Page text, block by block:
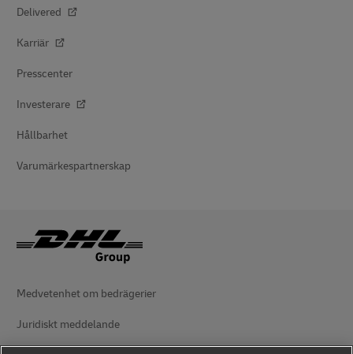
Delivered
Karriär
Presscenter
Investerare
Hållbarhet
Varumärkespartnerskap
Medvetenhet om bedrägerier
Juridiskt meddelande